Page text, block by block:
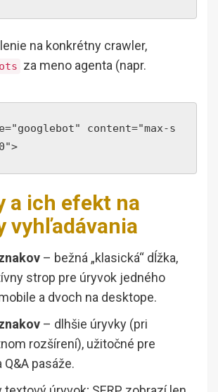
na konkrétny crawler,
za meno agenta (napr.
content="max-s
a ich efekt na
vyhľadávania
– bežná „klasická“ dĺžka,
strop pre úryvok jedného
a dvoch na desktope.
– dlhšie úryvky (pri
rozšírení), užitočné pre
pasáže.